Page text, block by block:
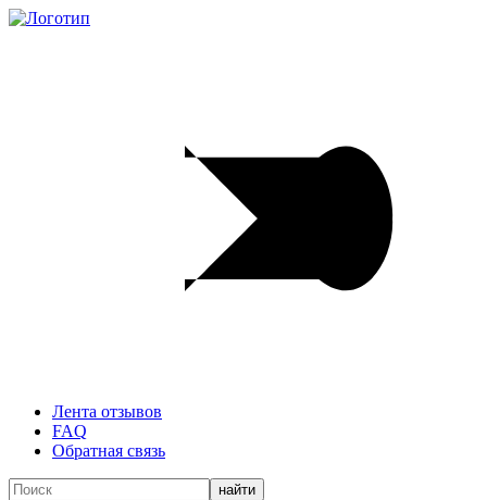
Лента отзывов
FAQ
Обратная связь